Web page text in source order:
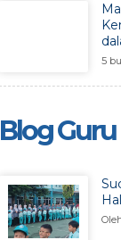
5
Blog Guru